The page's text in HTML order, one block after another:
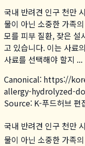
국내 반려견 인구 천만
물이 아닌 소중한 가족
모를 피부 질환, 잦은 설
고 있습니다. 이는 사료
사료를 선택해야 할지 ...
Canonical: https://
allergy-hydrolyzed-
Source: K-푸드허브 편
국내 반려견 인구 천만
물이 아닌 소중한 가족